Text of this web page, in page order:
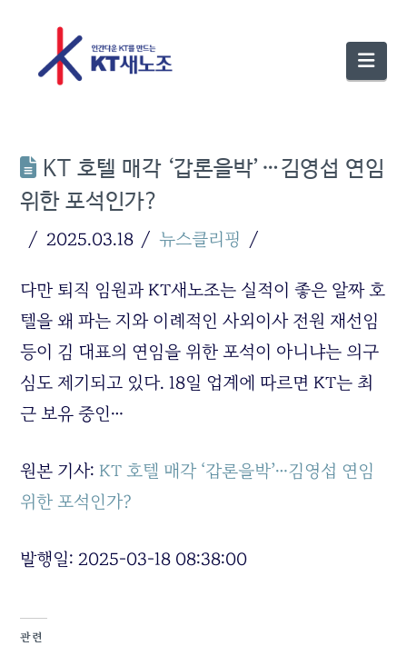
KT 호텔 매각 ‘갑론을박’…김영섭 연임
위한 포석인가?
2025.03.18 뉴스클리핑
다만 퇴직 임원과 KT새노조는 실적이 좋은 알짜 호
텔을 왜 파는 지와 이례적인 사외이사 전원 재선임
등이 김 대표의 연임을 위한 포석이 아니냐는 의구
심도 제기되고 있다. 18일 업계에 따르면 KT는 최
근 보유 중인…
원본 기사: KT 호텔 매각 ‘갑론을박’…김영섭 연임
위한 포석인가?
발행일: 2025-03-18 08:38:00
관련